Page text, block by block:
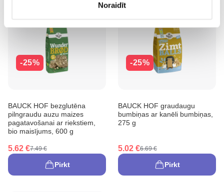
Noraidīt
-25%
BAUCK HOF bezglutēna
pilngraudu auzu maizes
pagatavošanai ar riekstiem,
bio maisījums, 600 g
5.62 €7.49 €
Pirkt
-25%
BAUCK HOF graudaugu
bumbiņas ar kanēli bumbiņas,
275 g
5.02 €6.69 €
Pirkt